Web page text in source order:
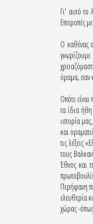
Γι' αυτό το
Επιτροπές
Ο καθένας
όραμα, σαν
Οπότε
τα ίδια ήθη
ιστορία
και
τις λέξεις
τους
Έθνος και
Περήφανη
ελευθερία
χώρας -